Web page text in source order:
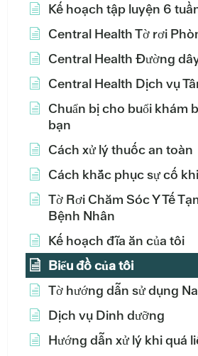
Kế hoạch tập luyện 6
Central Health Tờ rơi
Central Health Đường
Central Health Dịch vụ
Chuẩn bị cho buổi khám
bạn
Cách xử lý thuốc an toàn
Cách khắc phục sự cố
Tờ Rơi Chăm Sóc Y Tế
Bệnh Nhân
Kế hoạch đĩa ăn của tôi
Biểu đồ của tôi
Tờ hướng dẫn sử dụng
Dịch vụ Dinh dưỡng
Hướng dẫn xử lý khi quá